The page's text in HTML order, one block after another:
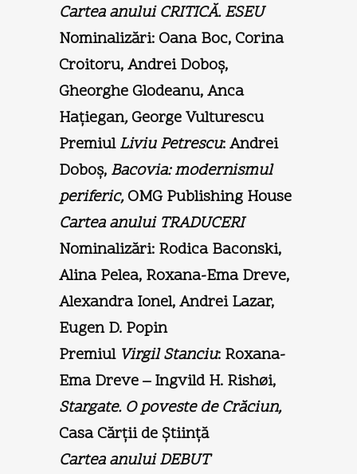
Cartea anului CRITICĂ. ESEU
Nominalizări: Oana Boc, Corina
Croi­toru, Andrei Doboş,
Gheorghe Glodeanu, Anca
Haţiegan,George Vulturescu
PremiulLiviu Petrescu: Andrei
Doboş, Bacovia: modernismul
periferic,OMG Publishing House
Cartea anului TRADUCERI
Nominalizări: Rodica Baconski,
Alina Pelea, Roxana-Ema Dreve,
Alexandra Ionel, Andrei Lazar,
Eugen D. Popin
Premiul Virgil Stanciu: Roxana-
Ema Dreve – Ingvild H. Rishøi,
Stargate. O poveste de Crăciun,
Casa Cărţii de Ştiinţă
Cartea anului DEBUT